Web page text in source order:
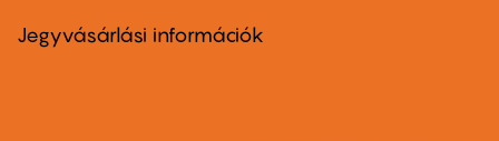
second
Jegyvásárlási információk